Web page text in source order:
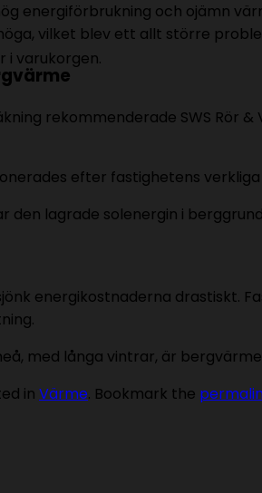
i varukorgen.
energiförbrukning och ojämn
vilket blev ett allt större
rekommenderade SWS Rör
efter fastighetens
den lagrade solenergin i
energikostnaderna drastiskt.
med långa vintrar, är
in Värme. Bookmark the